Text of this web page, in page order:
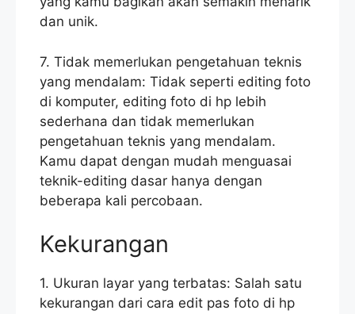
dan unik.
7. Tidak memerlukan pengetahuan teknis
yang mendalam: Tidak seperti editing foto
di komputer, editing foto di hp lebih
sederhana dan tidak memerlukan
pengetahuan teknis yang mendalam.
Kamu dapat dengan mudah menguasai
teknik-editing dasar hanya dengan
beberapa kali percobaan.
Kekurangan
1. Ukuran layar yang terbatas: Salah satu
kekurangan dari cara edit pas foto di hp